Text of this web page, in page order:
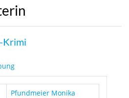
Krimi
Pfundmeier Monika